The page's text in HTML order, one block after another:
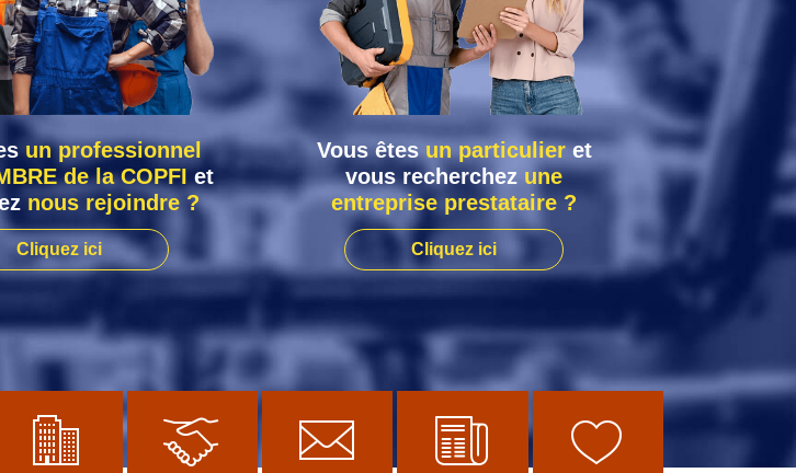
un professionnel
de la COPFI et
nous rejoindre ?
Cliquez ici
Vous êtes un particulieret
vous recherchez une
entreprise prestataire ?
Cliquez ici